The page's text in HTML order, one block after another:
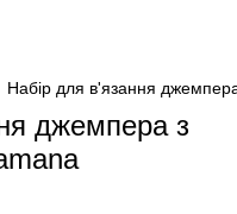
Набір для в'язання
джемпера з